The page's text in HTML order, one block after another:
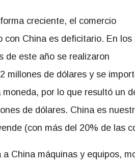
creciente, el comercio
con China es deficitario. En los
de este año se realizaron
millones de dólares y se
moneda, por lo que resultó un
de dólares. China es
(con más del 20% de las
a China máquinas y equipos,